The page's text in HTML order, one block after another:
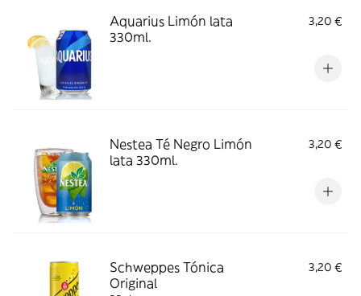
Aquarius Limón lata
330ml.
3,20 €
Nestea Té Negro Limón
lata 330ml.
3,20 €
Schweppes Tónica
Original
3,20 €